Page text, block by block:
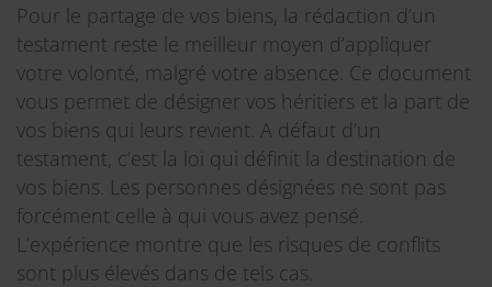
Pour le partage de vos biens, la rédaction d’un
testament reste le meilleur moyen d’appliquer
votre volonté, malgré votre absence. Ce document
vous permet de désigner vos héritiers et la part de
vos biens qui leurs revient. A défaut d’un
testament, c’est la loi qui définit la destination de
vos biens. Les personnes désignées ne sont pas
forcément celle à qui vous avez pensé.
L’expérience montre que les risques de conflits
sont plus élevés dans de tels cas.